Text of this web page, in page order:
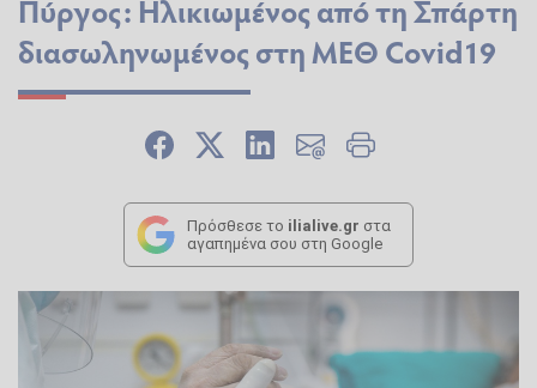
Πύργος: Ηλικιωμένος από τη Σπάρτη
διασωληνωμένος στη ΜΕΘ Covid19
Πρόσθεσε το ilialive.gr στα
αγαπημένα σου στη Google